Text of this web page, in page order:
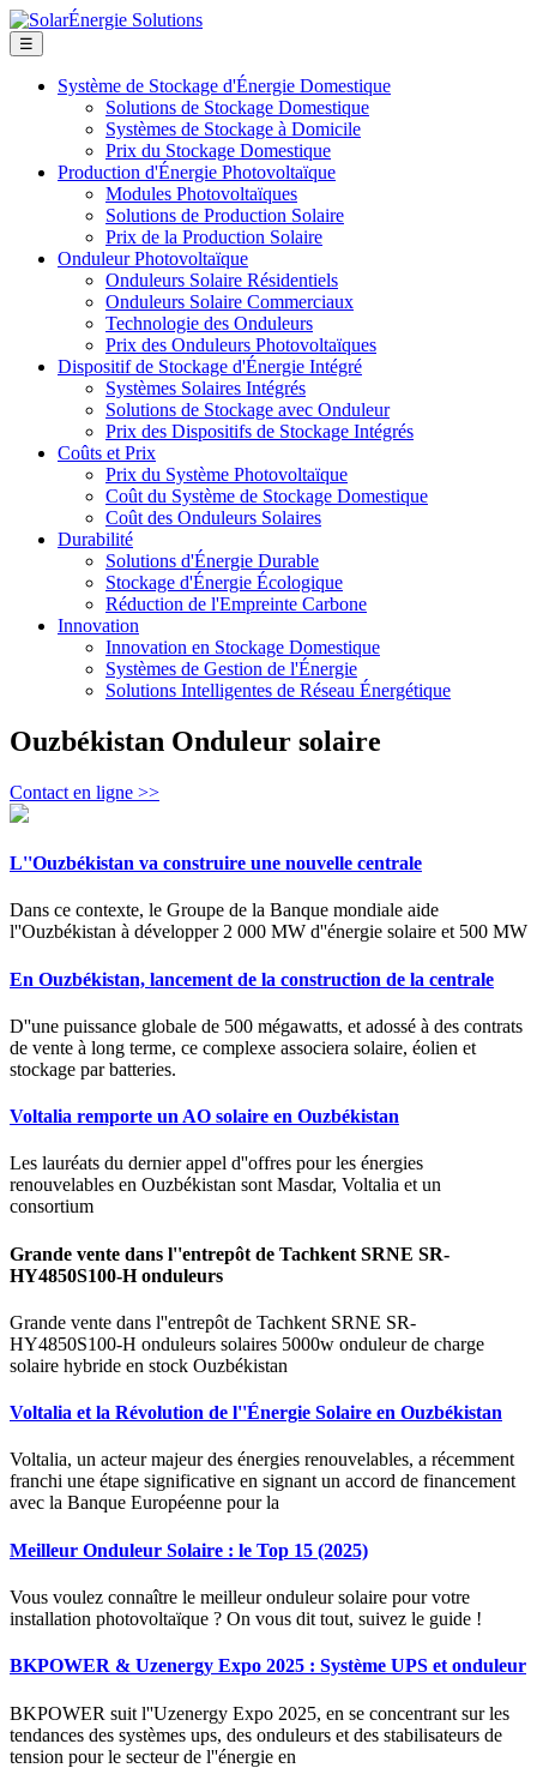
☰
Système de Stockage d'Énergie Domestique
Solutions de Stockage Domestique
Systèmes de Stockage à Domicile
Prix du Stockage Domestique
Production d'Énergie Photovoltaïque
Modules Photovoltaïques
Solutions de Production Solaire
Prix de la Production Solaire
Onduleur Photovoltaïque
Onduleurs Solaire Résidentiels
Onduleurs Solaire Commerciaux
Technologie des Onduleurs
Prix des Onduleurs Photovoltaïques
Dispositif de Stockage d'Énergie Intégré
Systèmes Solaires Intégrés
Solutions de Stockage avec Onduleur
Prix des Dispositifs de Stockage Intégrés
Coûts et Prix
Prix du Système Photovoltaïque
Coût du Système de Stockage Domestique
Coût des Onduleurs Solaires
Durabilité
Solutions d'Énergie Durable
Stockage d'Énergie Écologique
Réduction de l'Empreinte Carbone
Innovation
Innovation en Stockage Domestique
Systèmes de Gestion de l'Énergie
Solutions Intelligentes de Réseau Énergétique
Ouzbékistan Onduleur solaire
Contact en ligne >>
L''Ouzbékistan va construire une nouvelle centrale
Dans ce contexte, le Groupe de la Banque mondiale aide
l''Ouzbékistan à développer 2 000 MW d''énergie solaire et 500 MW
En Ouzbékistan, lancement de la construction de la centrale
D''une puissance globale de 500 mégawatts, et adossé à des contrats
de vente à long terme, ce complexe associera solaire, éolien et
stockage par batteries.
Voltalia remporte un AO solaire en Ouzbékistan
Les lauréats du dernier appel d''offres pour les énergies
renouvelables en Ouzbékistan sont Masdar, Voltalia et un
consortium
Grande vente dans l''entrepôt de Tachkent SRNE SR-
HY4850S100-H onduleurs
Grande vente dans l''entrepôt de Tachkent SRNE SR-
HY4850S100-H onduleurs solaires 5000w onduleur de charge
solaire hybride en stock Ouzbékistan
Voltalia et la Révolution de l''Énergie Solaire en Ouzbékistan
Voltalia, un acteur majeur des énergies renouvelables, a récemment
franchi une étape significative en signant un accord de financement
avec la Banque Européenne pour la
Meilleur Onduleur Solaire : le Top 15 (2025)
Vous voulez connaître le meilleur onduleur solaire pour votre
installation photovoltaïque ? On vous dit tout, suivez le guide !
BKPOWER & Uzenergy Expo 2025 : Système UPS et onduleur
BKPOWER suit l''Uzenergy Expo 2025, en se concentrant sur les
tendances des systèmes ups, des onduleurs et des stabilisateurs de
tension pour le secteur de l''énergie en